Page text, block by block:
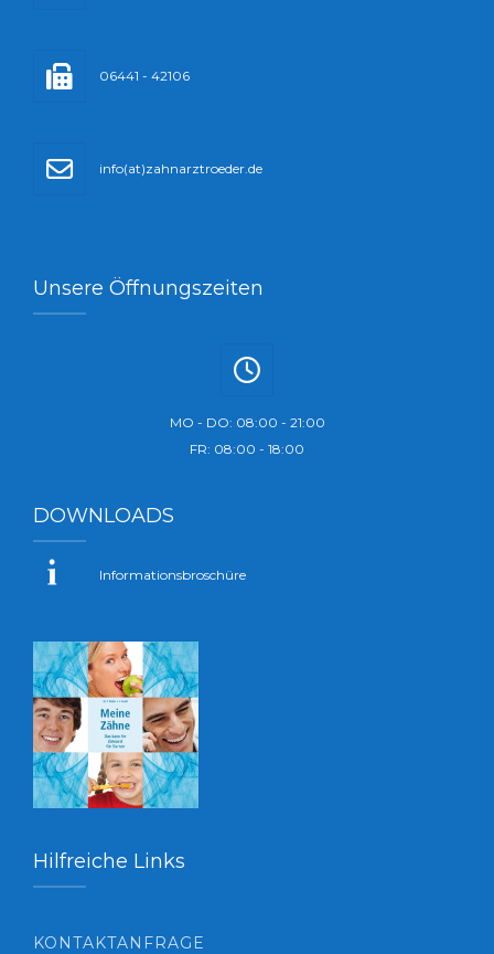
06441 - 42106
info(at)zahnarztroeder.de
Unsere Öffnungszeiten
MO - DO: 08:00 - 21:00
FR: 08:00 - 18:00
DOWNLOADS
Informationsbroschüre
Hilfreiche Links
KONTAKTANFRAGE